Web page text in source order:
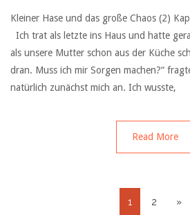
Kleiner Hase und das große Chaos (2)
Ich trat als letzte ins Haus und hatte
als unsere Mutter schon aus der Küche
dran. Muss ich mir Sorgen machen?“
natürlich zunächst mich an. Ich wusste,
Read More
1 2 »